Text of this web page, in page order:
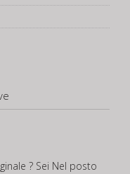
? Sei Nel posto